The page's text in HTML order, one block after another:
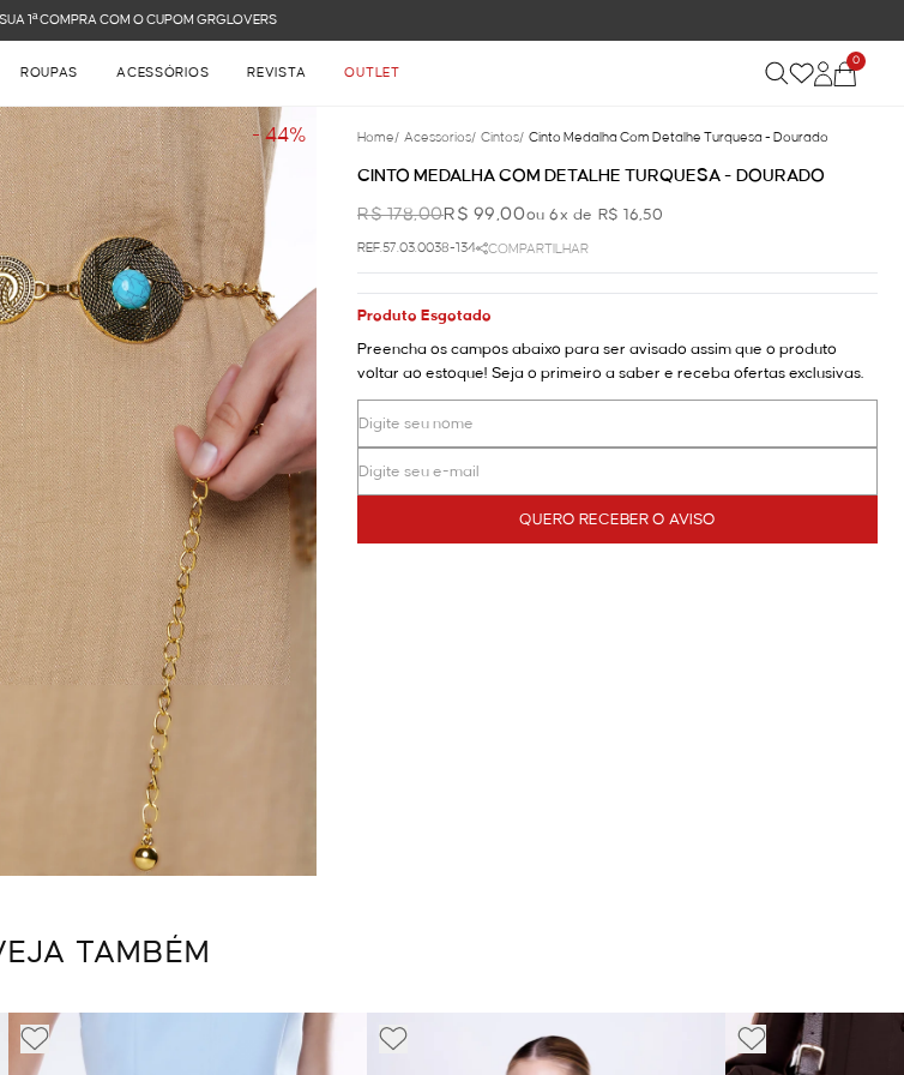
ROUPAS ACESSÓRIOS REVISTA OUTLET
0
- 44% Home/ Acessorios/ Cintos/ Cinto Medalha Com Detalhe Turquesa - Dourado
CINTO MEDALHA COM DETALHE TURQUESA - DOURADO
R$ 178,00R$ 99,00ou 6x de R$ 16,50
REF.57.03.0038-134 COMPARTILHAR
Produto Esgotado
Preencha os campos abaixo para ser avisado assim que o produto
voltar ao estoque! Seja o primeiro a saber e receba ofertas exclusivas.
QUERO RECEBER O AVISO
TAMBÉM